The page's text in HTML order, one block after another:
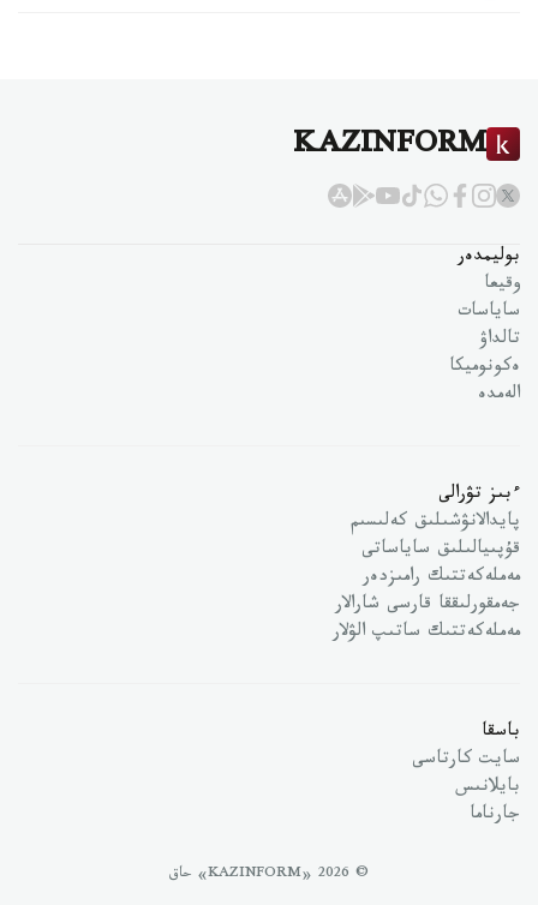
KAZINFORM
بوليمدەر
وقيعا
ساياسات
تالداۋ
ەكونوميكا
الەمدە
ءبىز تۋرالى
پايدالانۋشىلىق كەلىسىم
قۇپىيالىلىق ساياساتى
مەملەكەتتىك رامىزدەر
جەمقورلىققا قارسى شارالار
مەملەكەتتىك ساتىپ الۋلار
باسقا
سايت كارتاسى
بايلانىس
جارناما
© 2026 «KAZINFORM» حاق